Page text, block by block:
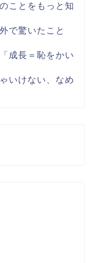
ことをもっと知
で驚いたこと
成長＝恥をかい
いけない、なめ